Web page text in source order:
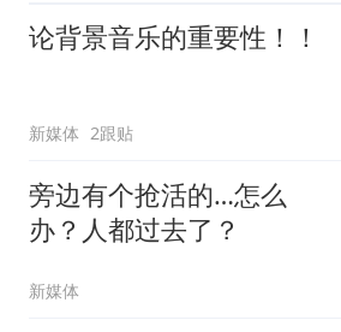
论背景音乐的重要性！！
新媒体 2跟贴
旁边有个抢活的…怎么
办？人都过去了？
新媒体